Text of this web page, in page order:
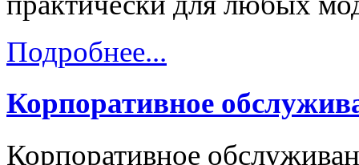
Подробнее...
Корпоративное
Корпоративное